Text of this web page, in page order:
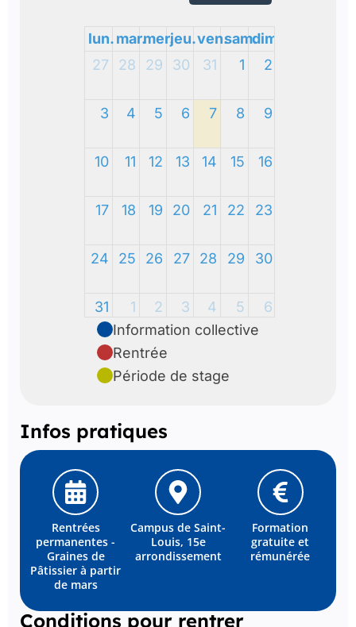
lun.mar.mer.jeu.ven.sam.dim.
27
28 29 30 31 1 2
3 4 5 6 7 8 9
10 11 12 13 14 15 16
17 18 19 20 21 22 23
24 25 26 27 28 29 30
31 1 2 3 4 5
6
Information collective
Rentrée
Période de stage
Infos pratiques
Rentrées
permanentes -
Graines de
Pâtissier à partir
de mars
Campus de Saint-
Louis, 15e
arrondissement
Formation
gratuite et
rémunérée
Conditions pour rentrer